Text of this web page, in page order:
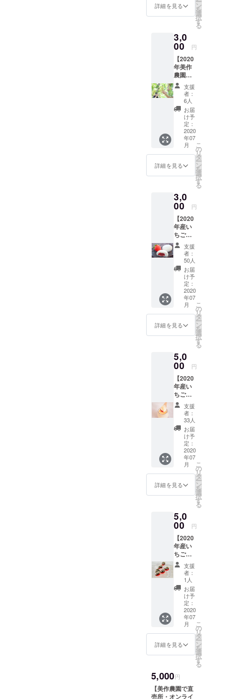
いいた
だける
ご狩り
ペア招
待券で
す。 40
分間食
べ放題
で、ハ
ウス内
の4品種
のいち
ごを食
べ比べ
してい
ただけ
ます。
（持ち
帰りは
詳細を見る ン
を
選
択
す
る
3,0
00 円
【2020
年美作
農園ぶ
どうひ
と房摘
みコー
スチ
ケット
＋感謝
の手
紙】
2020年
9月にお
使いい
ただけ
チケッ
トで
す。 1
枚につ
き
「ニュ
ーベ
リーA」
「シャ
インマ
スカッ
ト」を
ひと房
ずつ摘
み取っ
ていた
でも人
気のぶ
りコー
スで
す。
支援
者：
6人
お届
け予
定：
2020
年07
月
詳細を見る
こ
の
リ
タ
ー
ン
を
選
択
す
る
3,0
00 円
【2020
年産い
ちご使
用 生
クリー
ム大福
〈完熟
いち
ご〉12
個入＋
感謝の
手紙】
2020年
に収穫
したい
生ク
リーム
大福12
個入で
す。 3
種類の
いちご
をブレ
ンドし
たジャ
ムは甘
味と酸
味のバ
ランス
が絶妙
で 果肉
がたっ
レッ
シュ感
わって
いただ
けま
す。 自
社生産
のヒメ
ノモチ
を使っ
た餅生
地はフ
ワフワ
でもっ
ちりと
した弾
した甘
みが特
徴で
支援
者：
50人
お届
け予
定：
2020
年07
月
詳細を見る
こ
の
リ
タ
ー
ン
を
選
択
す
る
5,0
00 円
【2020
年産い
ちご使
用 湯
郷美人
いちご
ぷりん
10個入
＋感謝
の手
紙】
2020年
に収穫
したい
ちごで
ぷりん
10個入
です。
果肉
たっぷ
りのい
ちごゼ
リー
と、 美
作産も
みじ卵
や蒜山
ジャー
ジー牛
乳で仕
上げた
濃厚で
のぷり
す。
支援
者：
33人
お届
け予
定：
2020
年07
月
詳細を見る
こ
の
リ
タ
ー
ン
を
選
択
す
る
5,0
00 円
【2020
年産い
ちご使
用 果
実まる
ごとい
ちごア
イス10
本入＋
感謝の
手紙】
2020年
に収穫
したい
ちごを
アイス
です。
支援
者：
1人
お届
け予
定：
2020
年07
月
詳細を見る
こ
の
リ
タ
ー
ン
を
選
択
す
る
5,000円
【美作農園で直
売所・オンライ